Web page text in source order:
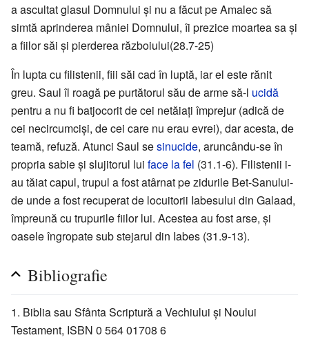
a ascultat glasul Domnului şi nu a făcut pe Amalec să
simtă aprinderea mâniei Domnului, îi prezice moartea sa şi
a fiilor săi şi pierderea războiului(28.7-25)
În lupta cu filistenii, fiii săi cad în luptă, iar el este rănit
greu. Saul îl roagă pe purtătorul său de arme să-l ucidă
pentru a nu fi batjocorit de cei netăiaţi împrejur (adică de
cei necircumcişi, de cei care nu erau evrei), dar acesta, de
teamă, refuză. Atunci Saul sesinucide, aruncându-se în
propria sabie şi slujitorul lui face la fel (31.1-6). Filistenii i-
au tăiat capul, trupul a fost atârnat pe zidurile Bet-Sanului-
de unde a fost recuperat de locuitorii Iabesului din Galaad,
împreună cu trupurile fiilor lui. Acestea au fost arse, şi
oasele îngropate sub stejarul din Iabes (31.9-13).
Bibliografie
Biblia sau Sfânta Scriptură a Vechiului şi Noului
Testament, ISBN 0 564 01708 6